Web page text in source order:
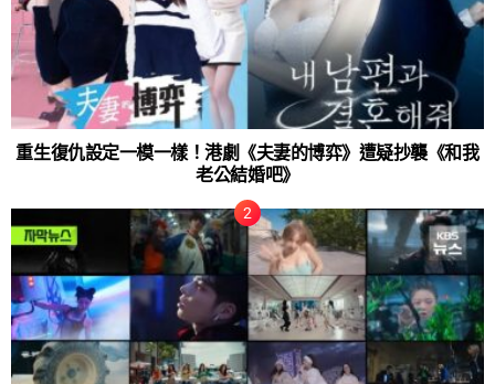
重生復仇設定一模一樣！港劇《夫妻的博弈》遭疑抄襲《和我
老公結婚吧》